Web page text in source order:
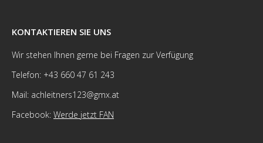
KONTAKTIEREN SIE UNS
Wir stehen Ihnen gerne bei Fragen zur Verfügung
Telefon: +43 660 47 61 243
Mail: achleitners123@gmx.at
Facebook: Werde jetzt FAN